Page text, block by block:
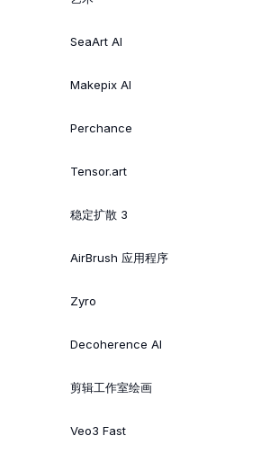
SeaArt AI
Makepix AI
Perchance
Tensor.art
稳定扩散 3
AirBrush 应用程序
Zyro
Decoherence AI
剪辑工作室绘画
Veo3 Fast